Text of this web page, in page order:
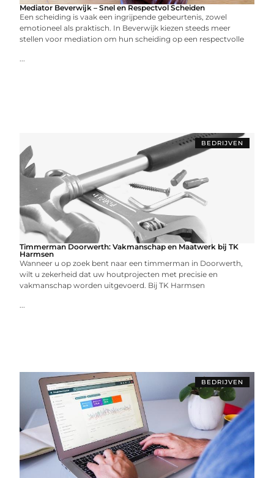
Mediator Beverwijk – Snel en Respectvol Scheiden
Een scheiding is vaak een ingrijpende gebeurtenis, zowel
emotioneel als praktisch. In Beverwijk kiezen steeds meer
stellen voor mediation om hun scheiding op een respectvolle
...
BEDRIJVEN
Timmerman Doorwerth: Vakmanschap en Maatwerk bij TK
Harmsen
Wanneer u op zoek bent naar een timmerman in Doorwerth,
wilt u zekerheid dat uw houtprojecten met precisie en
vakmanschap worden uitgevoerd. Bij TK Harmsen
...
BEDRIJVEN